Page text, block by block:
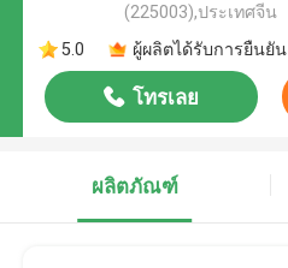
(225003),ประเทศจีน
5.0
ผู้ผลิตได้รับการยืนยัน
โทรเลย
ผลิตภัณฑ์